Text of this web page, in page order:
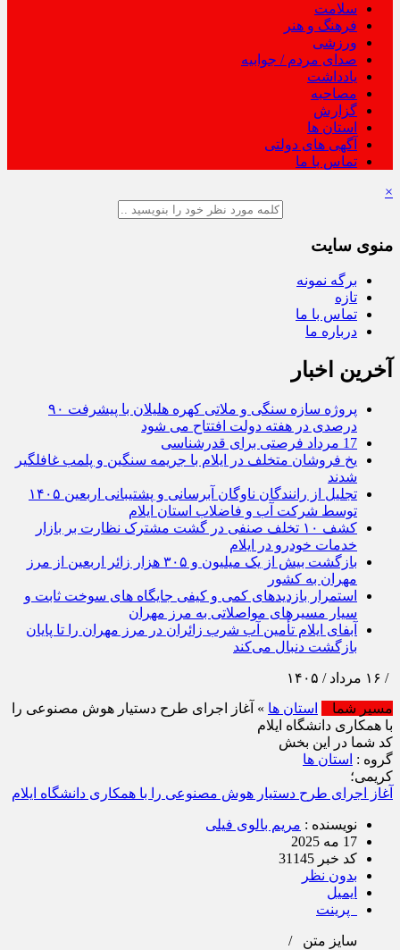
سلامت
فرهنگ و هنر
ورزشی
صدای مردم / جوابیه
یادداشت
مصاحبه
گزارش
استان ها
آگهی های دولتی
تماس با ما
×
منوی سایت
برگه نمونه
تازه
تماس با ما
درباره ما
آخرین اخبار
پروژه سازه سنگی و ملاتی کهره هلیلان با پیشرفت ۹۰
درصدی در هفته دولت افتتاح می شود
17 مرداد فرصتی برای قدرشناسی
یخ‌ فروشان متخلف در ایلام با جریمه سنگین و پلمب غافلگیر
شدند
تجلیل از رانندگان ناوگان آبرسانی و پشتیبانی اربعین ۱۴۰۵
توسط شرکت آب و فاضلاب استان ایلام
کشف ۱۰ تخلف صنفی در گشت مشترک نظارت بر بازار
خدمات خودرو در ایلام
بازگشت بیش از یک میلیون و ۳۰۵ هزار زائر اربعین از مرز
مهران به کشور
استمرار بازدیدهای کمی و کیفی جایگاه‌ های سوخت ثابت و
سیار مسیرهای مواصلاتی به مرز مهران
آبفای ایلام تأمین آب شرب زائران در مرز مهران را تا پایان
بازگشت دنبال می‌کند
مسیر شما استان ها » آغاز اجرای طرح دستیار هوش مصنوعی را
با همکاری دانشگاه ایلام
کد شما در این بخش
گروه : استان ها
کریمی؛
آغاز اجرای طرح دستیار هوش مصنوعی را با همکاری دانشگاه ایلام
نویسنده : مریم بالوی فیلی
17 مه 2025
کد خبر 31145
بدون نظر
ایمیل
پرینت
سایز متن /